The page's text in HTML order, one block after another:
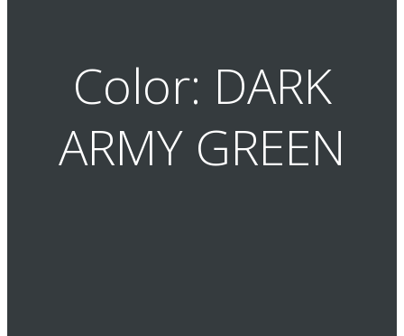
Color: DARK
ARMY GREEN